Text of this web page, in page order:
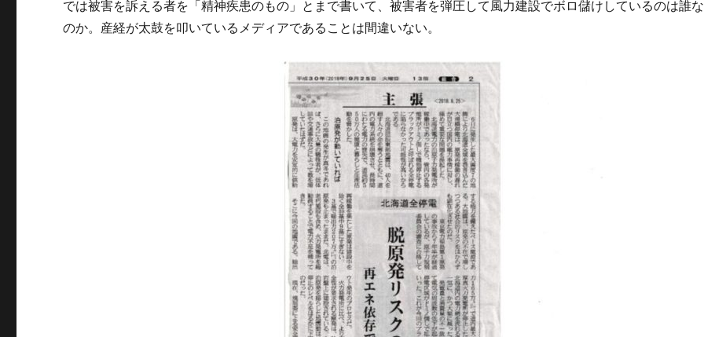
では被害を訴える者を「精神疾患のもの」とまで書いて、被害者を弾圧して風力建設でボロ儲けしているのは誰な
のか。産経が太鼓を叩いているメディアであることは間違いない。